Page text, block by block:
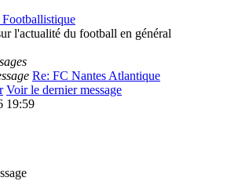
l'actualité du football en général
Re: FC Nantes Atlantique
Voir le dernier message
19:59